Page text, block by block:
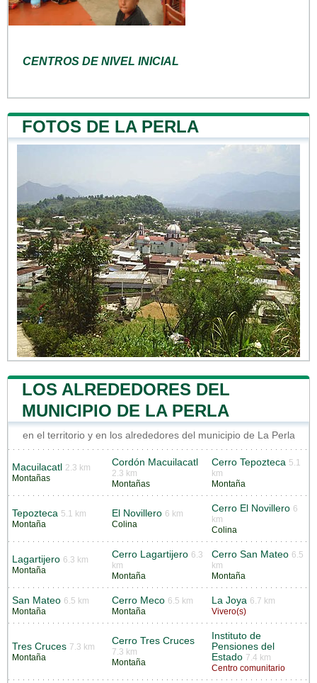
CENTROS DE NIVEL INICIAL
FOTOS DE LA PERLA
LOS ALREDEDORES DEL
MUNICIPIO DE LA PERLA
en el territorio y en los alrededores del municipio de La Perla
Macuilacatl
2.3 km
Montañas
Cordón Macuilacatl
2.3 km
Montañas
Cerro Tepozteca 5.1
km
Montaña
Tepozteca 5.1 km
Montaña
El Novillero 6 km
Colina
Cerro El Novillero 6
km
Colina
Lagartijero 6.3 km
Montaña
Cerro Lagartijero 6.3
km
Montaña
Cerro San Mateo 6.5
km
Montaña
San Mateo 6.5 km
Montaña
Cerro Meco 6.5 km
Montaña
La Joya 6.7 km
Vivero(s)
Tres Cruces 7.3 km
Montaña
Cerro Tres Cruces
7.3 km
Montaña
Instituto de
Pensiones del
Estado 7.4 km
Centro comunitario